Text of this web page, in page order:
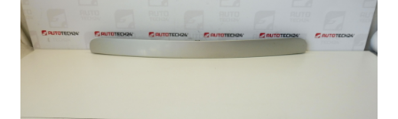
Maailmanlaajuinen toimitus